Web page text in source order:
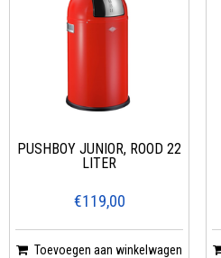
PUSHBOY JUNIOR, ROOD 22
LITER
€119,00
Toevoegen aan winkelwagen